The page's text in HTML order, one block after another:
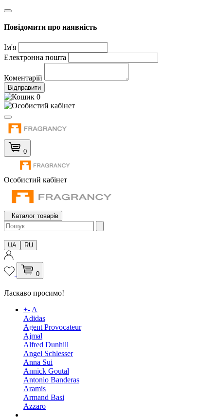
Повідомити про наявність
Ім'я
Електронна пошта
Коментарій
Відправити
0
0
Особистий кабінет
Каталог товарів
UA RU
0
Ласкаво просимо!
+-A
Adidas
Agent Provocateur
Ajmal
Alfred Dunhill
Angel Schlesser
Anna Sui
Annick Goutal
Antonio Banderas
Aramis
Armand Basi
Azzaro